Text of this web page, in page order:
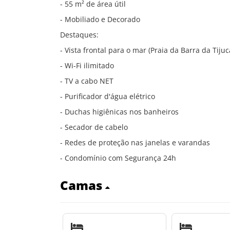
- 55 m² de área útil
- Mobiliado e Decorado
Destaques:
- Vista frontal para o mar (Praia da Barra da
- Wi-Fi ilimitado
- TV a cabo NET
- Purificador d'água elétrico
- Duchas higiênicas nos banheiros
- Secador de cabelo
- Redes de proteção nas janelas e varandas
- Condomínio com Segurança 24h
Camas